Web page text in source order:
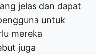
jelas dan dapat
untuk
mereka
juga